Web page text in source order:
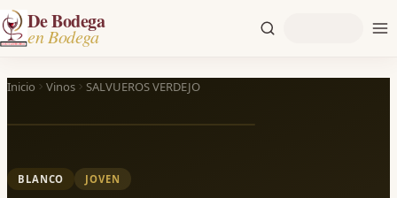
De Bodega
en Bodega
Inicio Vinos SALVUEROS VERDEJO
BLANCO JOVEN